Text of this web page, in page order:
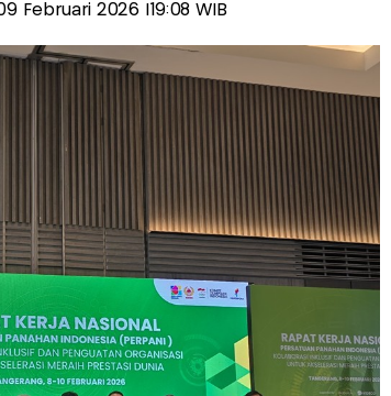
Februari 2026 |19:08 WIB